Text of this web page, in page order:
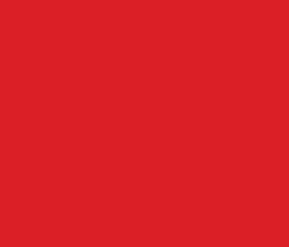
Land fördert